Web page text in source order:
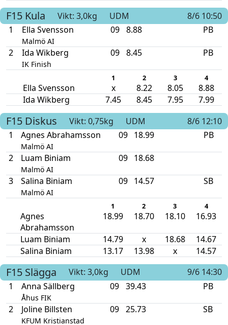
F15 Kula Vikt: 3,0kg UDM
8/6 10:50
1
Ella Svensson
Malmö AI
09 8.88 PB
2 Ida Wikberg
IK Finish
09 8.45 PB
1 2 3 4
Ella Svensson x 8.22 8.05
8.88
Ida Wikberg
7.45 8.45 7.95 7.99
F15 Diskus Vikt: 0,75kg UDM
8/6 12:10
1
Agnes Abrahamsson
Malmö AI
09 18.99 PB
2 Luam Biniam
Malmö AI
09 18.68
3 Salina Biniam
Malmö AI
09 14.57 SB
1 2 3 4
Agnes
Abrahamsson
18.99 18.70 18.10 16.93
Luam Biniam 14.79 x 18.68
14.67
Salina Biniam
13.17 13.98 x 14.57
F15 Slägga Vikt: 3,0kg UDM
9/6 14:30
1
Anna Sällberg
Åhus FIK
09 39.43 PB
2 Joline Billsten
KFUM Kristianstad
09 25.73 SB